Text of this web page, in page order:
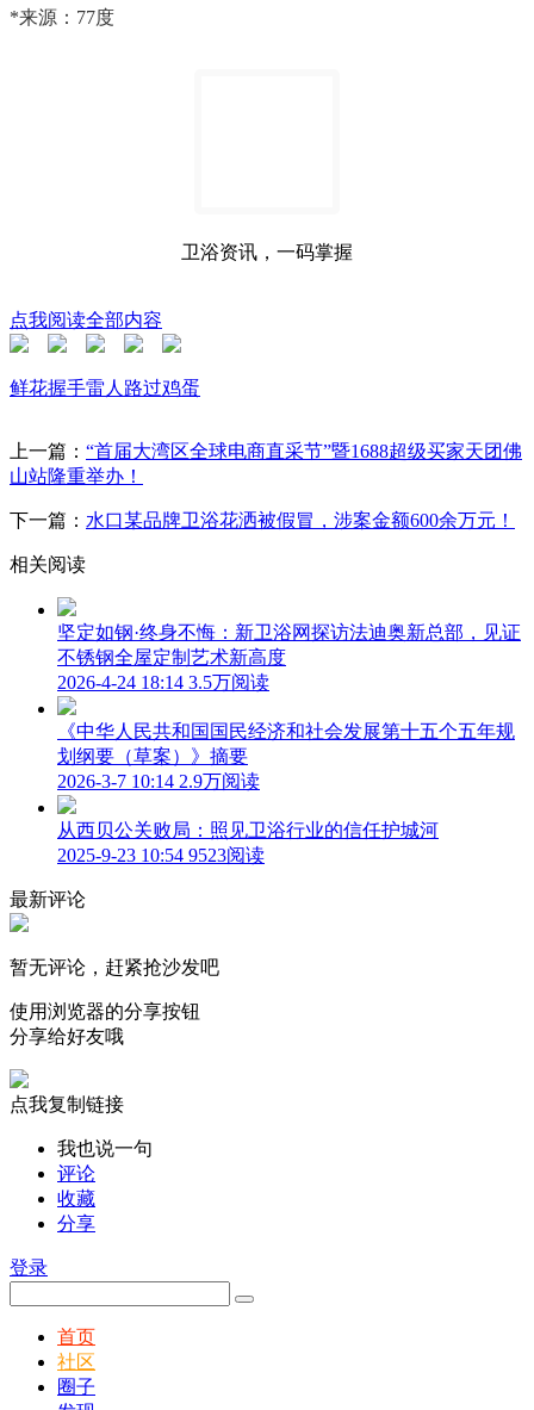
*来源：77度
卫浴资讯，一码掌握
点我阅读全部内容
鲜花握手雷人 路过鸡蛋
上一篇： “首届大湾区全球电商直采节”暨1688超级买家天团佛
山站隆重举办！
下一篇： 水口某品牌卫浴花洒被假冒，涉案金额600余万元！
相关阅读
坚定如钢·终身不悔：新卫浴网探访法迪奥新总部，见证
不锈钢全屋定制艺术新高度
2026-4-24 18:14 3.5万阅读
《中华人民共和国国民经济和社会发展第十五个五年规
划纲要（草案）》摘要
2026-3-7 10:14 2.9万阅读
从西贝公关败局：照见卫浴行业的信任护城河
2025-9-23 10:54 9523阅读
最新评论
暂无评论，赶紧抢沙发吧
使用浏览器的分享按钮
分享给好友哦
点我复制链接
我也说一句
评论
收藏
分享
登录
首页
社区
圈子